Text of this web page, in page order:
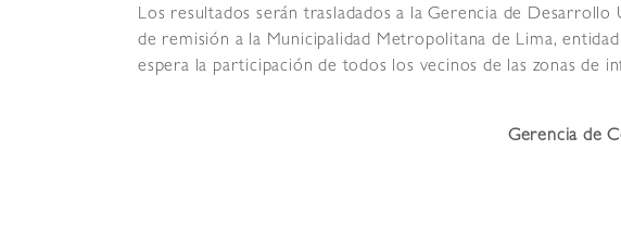
Los resultados serán trasladados a la Gerencia de
de remisión a la Municipalidad Metropolitana de Lima,
espera la participación de todos los vecinos de las zonas de
Gerencia de